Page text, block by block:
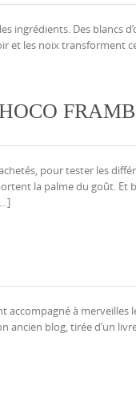
ingrédients. Des blancs
et les noix transforment
pour tester les
la palme du goût. Et
à merveilles
ancien blog, tirée d’un